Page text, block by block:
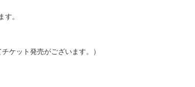
す。
ケット発売がございます。）